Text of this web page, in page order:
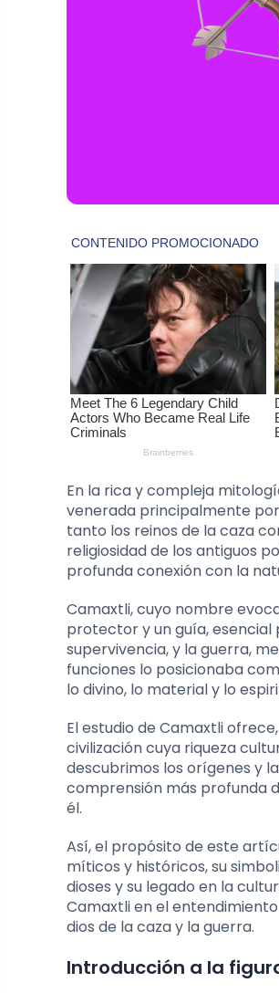
En la rica y compleja
venerada principalmente
tanto los reinos de la caza
religiosidad de los antiguos
profunda conexión con la
Camaxtli, cuyo nombre
protector y un guía, esencial
supervivencia, y la guerra,
funciones lo posicionaba
lo divino, lo material y lo
El estudio de Camaxtli
civilización cuya riqueza
descubrimos los orígenes y
comprensión más profunda
él.
Así, el propósito de este
míticos y históricos, su
dioses y su legado en la
Camaxtli en el
dios de la caza y la guerra.
Introducción a la